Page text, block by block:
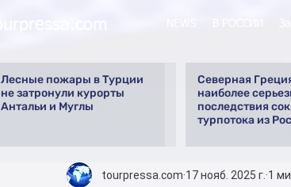
Лесные пожары в Турции
не затронули курорты
Антальи и Муглы
Северная
наиболее
последствия
турпотока из
tourpressa.com 17 нояб. 2025 г. 1